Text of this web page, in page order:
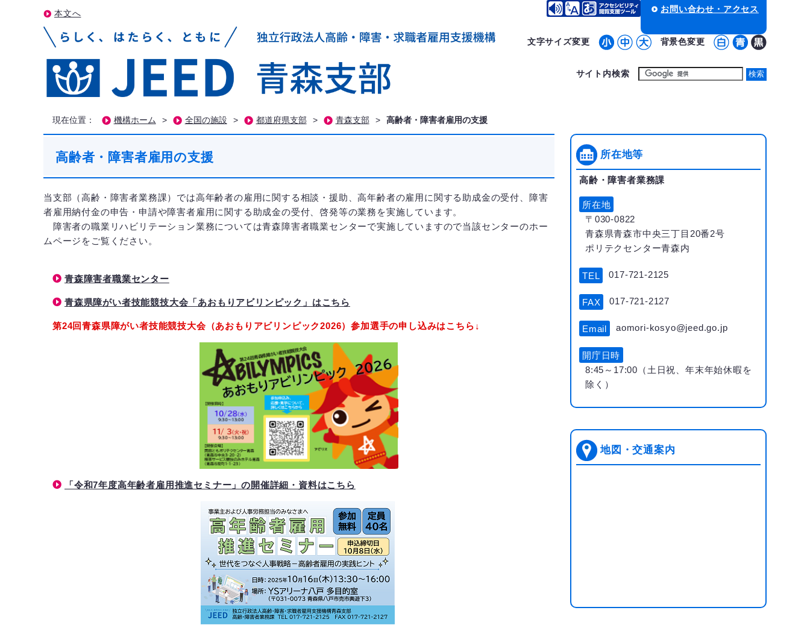
本文へ お問い合わせ・アクセス
文字サイズ変更 背景色変更
サイト内検索
現在位置： 機構ホーム > 全国の施設 > 都道府県支部 > 青森支部 > 高齢者・障害者雇用の支援
高齢者・障害者雇用の支援
当支部（高齢・障害者業務課）では高年齢者の雇用に関する相談・援助、高年齢者の雇用に関する助成金の受付、障害
者雇用納付金の申告・申請や障害者雇用に関する助成金の受付、啓発等の業務を実施しています。
障害者の職業リハビリテーション業務については青森障害者職業センターで実施していますので当該センターのホー
ムページをご覧ください。
青森障害者職業センター
青森県障がい者技能競技大会「あおもりアビリンピック」はこちら
第24回青森県障がい者技能競技大会（あおもりアビリンピック2026）参加選手の申し込みはこちら↓
「令和7年度高年齢者雇用推進セミナー」の開催詳細・資料はこちら
所在地等
高齢・障害者業務課
所在地
〒030-0822
青森県青森市中央三丁目20番2号
ポリテクセンター青森内
TEL 017-721-2125
FAX 017-721-2127
Email aomori-kosyo@jeed.go.jp
開庁日時
8:45～17:00（土日祝、年末年始休暇を
除く）
地図・交通案内